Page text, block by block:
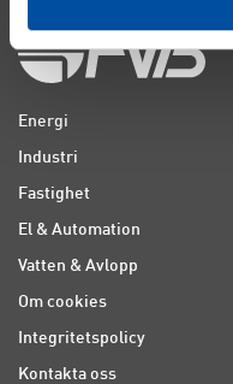
Energi
Industri
Fastighet
El & Automation
Vatten & Avlopp
Om cookies
Integritetspolicy
Kontakta oss